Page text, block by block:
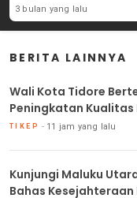
3 bulan yang lalu
BERITA LAINNYA
Wali Kota Tidore
Peningkatan
TIKEP 11 jam yang lalu
Kunjungi Maluku
Bahas Kesejahteraan